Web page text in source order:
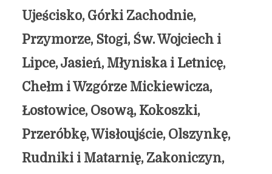
Ujeścisko, Górki Zachodnie,
Przymorze, Stogi, Św. Wojciech i
Lipce, Jasień, Młyniska i Letnicę,
Chełm i Wzgórze Mickiewicza,
Łostowice, Osową, Kokoszki,
Przeróbkę, Wisłoujście, Olszynkę,
Rudniki i Matarnię, Zakoniczyn,